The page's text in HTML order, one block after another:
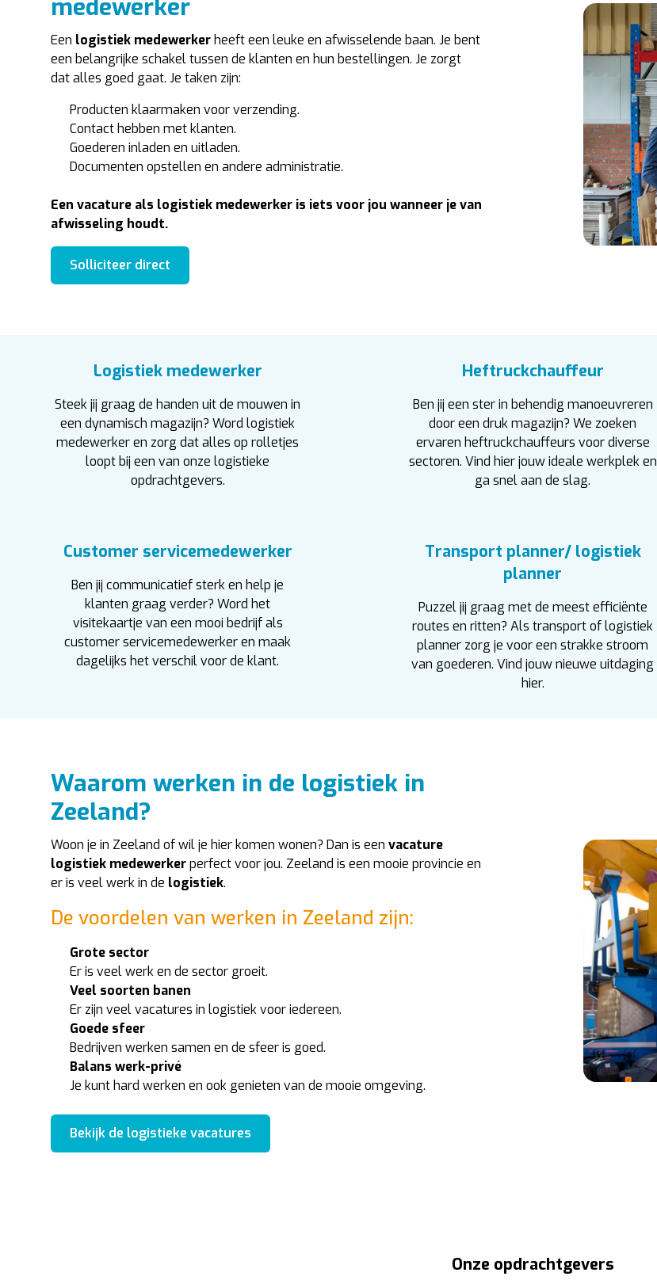
medewerker
Een logistiek medewerkerheeft een leuke en afwisselende baan. Je bent
een belangrijke schakel tussen de klanten en hun bestellingen. Je zorgt
dat alles goed gaat. Je taken zijn:
Producten klaarmaken voor verzending.
Contact hebben met klanten.
Goederen inladen en uitladen.
Documenten opstellen en andere administratie.
Een vacature als logistiek medewerker is iets voor jou wanneer je van
afwisseling houdt.
Solliciteer direct
Logistiek medewerker
Steek jij graag de handen uit de mouwen in
een dynamisch magazijn? Word logistiek
medewerker en zorg dat alles op rolletjes
loopt bij een van onze logistieke
opdrachtgevers.
Heftruckchauffeur
Ben jij een ster in behendig manoeuvreren
door een druk magazijn? We zoeken
ervaren heftruckchauffeurs voor diverse
sectoren. Vind hier jouw ideale werkplek en
ga snel aan de slag.
Customer servicemedewerker
Ben jij communicatief sterk en help je
klanten graag verder? Word het
visitekaartje van een mooi bedrijf als
customer servicemedewerker en maak
dagelijks het verschil voor de klant.
Transport planner/ logistiek
planner
Puzzel jij graag met de meest efficiënte
routes en ritten? Als transport of logistiek
planner zorg je voor een strakke stroom
van goederen. Vind jouw nieuwe uitdaging
hier.
Waarom werken in de logistiek in
Zeeland?
Woon je in Zeeland of wil je hier komen wonen? Dan is een vacature
logistiek medewerkerperfect voor jou. Zeeland is een mooie provincie en
er is veel werk in de logistiek.
De voordelen van werken in Zeeland zijn:
Grote sector
Er is veel werk en de sector groeit.
Veel soorten banen
Er zijn veel vacatures in logistiek voor iedereen.
Goede sfeer
Bedrijven werken samen en de sfeer is goed.
Balans werk-privé
Je kunt hard werken en ook genieten van de mooie omgeving.
Bekijk de logistieke vacatures
Onze opdrachtgevers